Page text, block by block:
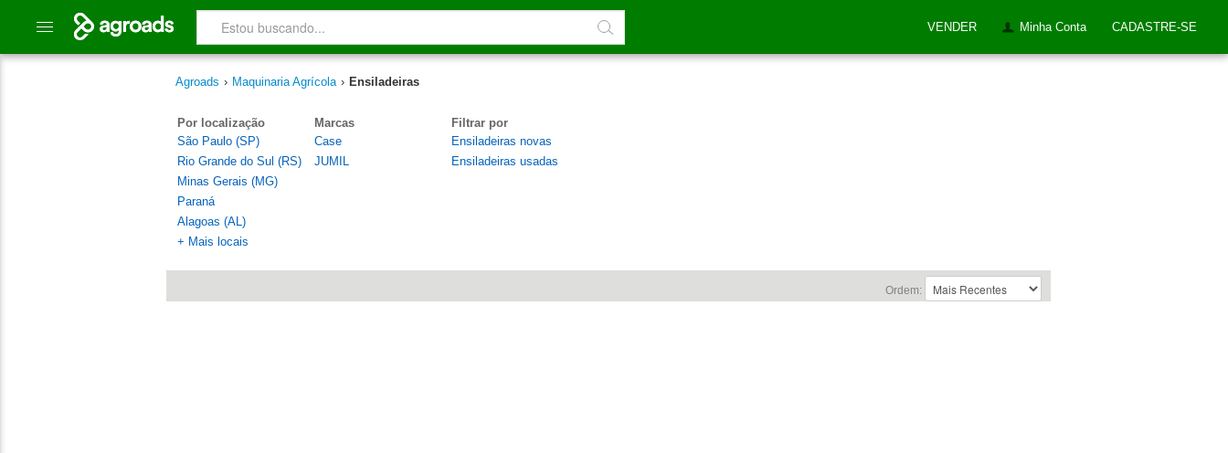
VENDER Minha Conta CADASTRE-SE
Agroads › Maquinaria Agrícola › Ensiladeiras
Por localização
São Paulo (SP)
Rio Grande do Sul (RS)
Minas Gerais (MG)
Paraná
Alagoas (AL)
+ Mais locais
Marcas
Case
JUMIL
Filtrar por
Ensiladeiras novas
Ensiladeiras usadas
Ordem: